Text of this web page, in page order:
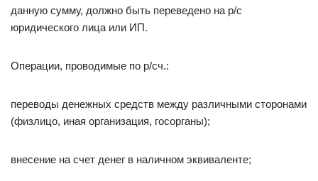
данную сумму, должно быть переведено на р/с
юридического лица или ИП.
Операции, проводимые по р/сч.:
переводы денежных средств между различными сторонами
(физлицо, иная организация, госорганы);
внесение на счет денег в наличном эквиваленте;